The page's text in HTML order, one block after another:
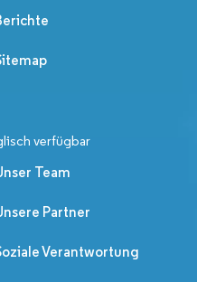
verfügbar
Team
Partner
Verantwortung